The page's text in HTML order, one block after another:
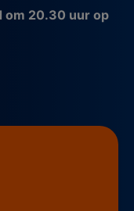
om 20.30 uur op